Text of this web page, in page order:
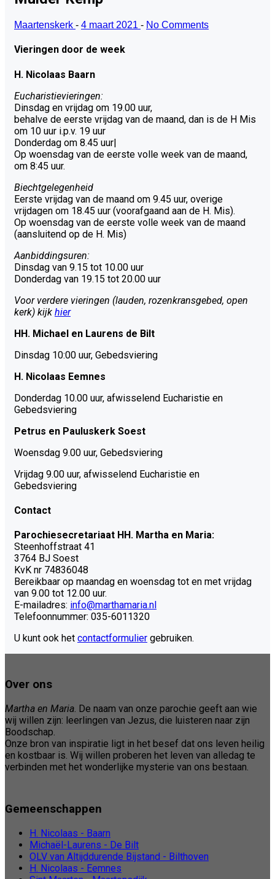
Maartenskerk - 4 maart 2021 - No Comments
Vieringen door de week
H. Nicolaas Baarn
Eucharistievieringen:
Dinsdag en vrijdag om 19.00 uur,
behalve de eerste vrijdag van de maand, dan is de H Mis
om 10 uur i.p.v. 19 uur
Donderdag om 8.45 uur|
Op woensdag van de eerste volle week van de maand,
om 8:45 uur.
Biechtgelegenheid
Eerste vrijdag van de maand om 9.45 uur, overige
vrijdagen om 18.45 uur (voorafgaand aan de H. Mis).
Op woensdag van de eerste volle week van de maand
(aansluitend op de H. Mis)
Aanbiddingsuren:
Dinsdag van 9.15 tot 10.00 uur
Donderdag van 19.15 tot 20.00 uur
Voor verdere vieringen (lauden, rozenkransgebed, open
kerk) kijk hier
HH. Michael en Laurens de Bilt
Dinsdag 10:00 uur, Gebedsviering
H. Nicolaas Eemnes
Donderdag 10.00 uur, afwisselend Eucharistie en
Gebedsviering
Petrus en Pauluskerk Soest
Woensdag 9.00 uur, Gebedsviering
Vrijdag 9.00 uur, afwisselend Eucharistie en
Gebedsviering
Contact
Parochiesecretariaat HH. Martha en Maria:
Steenhoffstraat 41
3764 BJ Soest
KvK nr 74836048
Bereikbaar op maandag en woensdag tot en met vrijdag
van 9.00 tot 12.00 uur.
E-mailadres: info@marthamaria.nl
Telefoonnummer: 035-6011320
U kunt ook het contactformulier gebruiken.
Over ons
Martha en Maria . De naam van onze parochie geeft aan wie
wij willen zijn: leerlingen van Jezus, die luisteren naar zijn
Boodschap.
Onze bron van inspiratie ligt in het besef dat ons leven heilig
en kostbaar is. Wij willen proberen het leven van alledag te
verbinden met het wonderlijke mysterie van ons bestaan.
Gemeenschappen
H. Nicolaas - Baarn
Michaël-Laurens - De Bilt
OLV van Altijddurende Bijstand - Bilthoven
H. Nicolaas - Eemnes